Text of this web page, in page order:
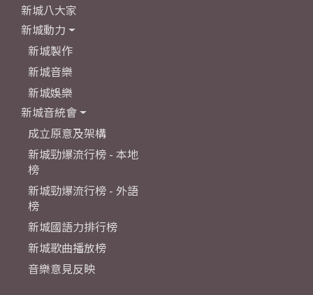
新城八大家
新城動力
新城製作
新城音樂
新城娛樂
新城音統會
成立原意及架構
新城勁爆流行榜 - 本地
榜
新城勁爆流行榜 - 外語
榜
新城國語力排行榜
新城歌曲播放榜
音樂意見反映